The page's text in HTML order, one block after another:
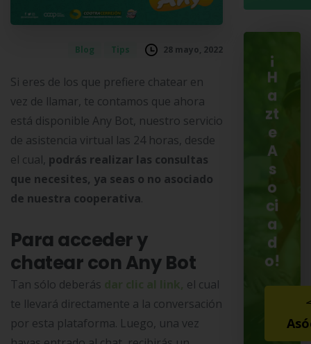
Blog Tips 28 mayo, 2022
Si eres de los que prefiere chatear en
vez de llamar, te contamos que ahora
está disponible Any Bot, nuestro servicio
de asistencia virtual las 24 horas, desde
el cual, podrás realizar las consultas
que necesites, ya seas o no asociado
de nuestra cooperativa.
Para acceder y
chatear con Any Bot
Tan sólo deberás
el cual
te llevará directamente a la conversación
por esta plataforma. Luego, una vez
¡
H
a
zt
e
A
s
o
ci
a
d
o!